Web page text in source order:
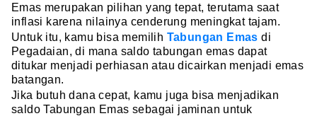
Emas merupakan pilihan yang tepat, terutama saat
inflasi karena nilainya cenderung meningkat tajam.
Untuk itu, kamu bisa memilih Tabungan Emas di
Pegadaian, di mana saldo tabungan emas dapat
ditukar menjadi perhiasan atau dicairkan menjadi emas
batangan.
Jika butuh dana cepat, kamu juga bisa menjadikan
saldo Tabungan Emas sebagai jaminan untuk